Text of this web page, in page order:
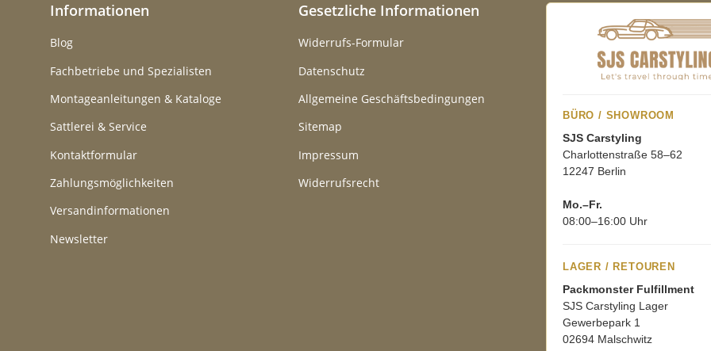
Informationen
Blog
Fachbetriebe und Spezialisten
Montageanleitungen & Kataloge
Sattlerei & Service
Kontaktformular
Zahlungsmöglichkeiten
Versandinformationen
Newsletter
Gesetzliche Informationen
Widerrufs-Formular
Datenschutz
Allgemeine Geschäftsbedingungen
Sitemap
Impressum
Widerrufsrecht
BÜRO / SHOWROOM
SJS Carstyling
Charlottenstraße 58–62
12247 Berlin
Mo.–Fr.
08:00–16:00 Uhr
LAGER / RETOUREN
Packmonster Fulfillment
SJS Carstyling Lager
Gewerbepark 1
02694 Malschwitz